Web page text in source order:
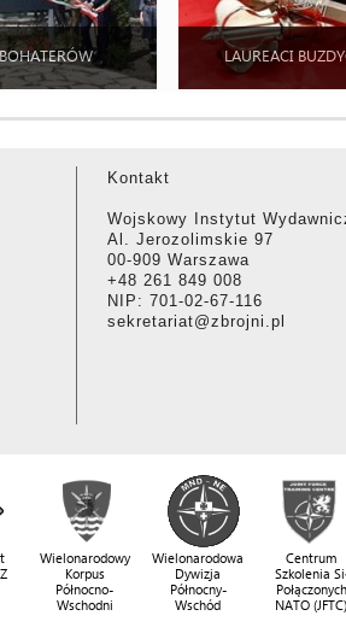
LAUREACI
Kontakt
Wojskowy Instytut
Al. Jerozolimskie 97
00-909 Warszawa
+48 261 849 008
NIP: 701-02-67-116
sekretariat@zbrojni.pl
Wielonarodowy
Korpus
Północno-
Wschodni
Wielonarodowa
Dywizja
Północny-
Wschód
Centrum
Szkolenia
Połączonych
NATO (JFTC)